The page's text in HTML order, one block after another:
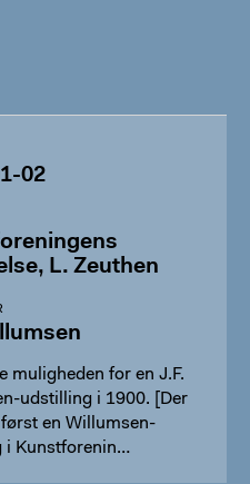
02
L. Zeuthen
muligheden for en J.F.
udstilling i 1900. [Der
en Willumsen-
i Kunstforenin…